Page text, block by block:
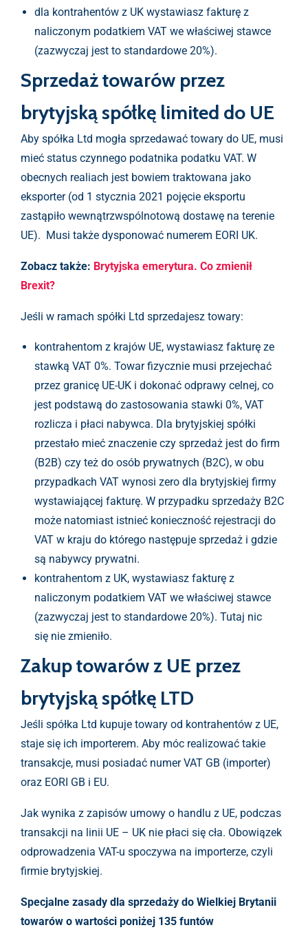
dla kontrahentów z UK wystawiasz fakturę z
naliczonym podatkiem VAT we właściwej stawce
(zazwyczaj jest to standardowe 20%).
Sprzedaż towarów przez
brytyjską spółkę limited do UE
Aby spółka Ltd mogła sprzedawać towary do UE, musi
mieć status czynnego podatnika podatku VAT. W
obecnych realiach jest bowiem traktowana jako
eksporter (od 1 stycznia 2021 pojęcie eksportu
zastąpiło wewnątrzwspólnotową dostawę na terenie
UE). Musi także dysponować numerem EORI UK.
Zobacz także: Brytyjska emerytura. Co zmienił
Brexit?
Jeśli w ramach spółki Ltd sprzedajesz towary:
kontrahentom z krajów UE, wystawiasz fakturę ze
stawką VAT 0%. Towar fizycznie musi przejechać
przez granicę UE-UK i dokonać odprawy celnej, co
jest podstawą do zastosowania stawki 0%, VAT
rozlicza i płaci nabywca. Dla brytyjskiej spółki
przestało mieć znaczenie czy sprzedaż jest do firm
(B2B) czy też do osób prywatnych (B2C), w obu
przypadkach VAT wynosi zero dla brytyjskiej firmy
wystawiającej fakturę. W przypadku sprzedaży B2C
może natomiast istnieć konieczność rejestracji do
VAT w kraju do którego następuje sprzedaż i gdzie
są nabywcy prywatni.
kontrahentom z UK, wystawiasz fakturę z
naliczonym podatkiem VAT we właściwej stawce
(zazwyczaj jest to standardowe 20%). Tutaj nic
się nie zmieniło.
Zakup towarów z UE przez
brytyjską spółkę LTD
Jeśli spółka Ltd kupuje towary od kontrahentów z UE,
staje się ich importerem. Aby móc realizować takie
transakcje, musi posiadać numer VAT GB (importer)
oraz EORI GB i EU.
Jak wynika z zapisów umowy o handlu z UE, podczas
transakcji na linii UE – UK nie płaci się cła. Obowiązek
odprowadzenia VAT-u spoczywa na importerze, czyli
firmie brytyjskiej.
Specjalne zasady dla sprzedaży do Wielkiej Brytanii
towarów o wartości poniżej 135 funtów